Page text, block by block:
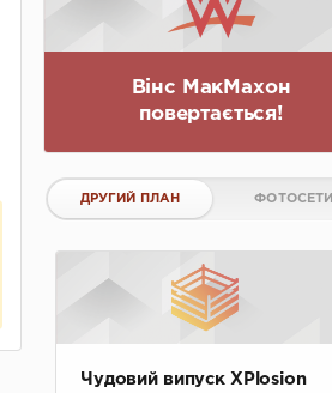
Вінс МакМахон
повертається!
ДРУГИЙ ПЛАН ФОТОСЕТИ
Чудовий випуск XPlosion